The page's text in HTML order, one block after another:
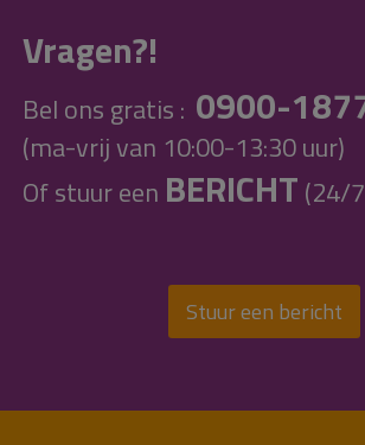
Vragen?!
Bel ons gratis : 0900-
(ma-vrij van 10:00-13:30 uur)
Of stuur een BERICHT (24/
Stuur een bericht